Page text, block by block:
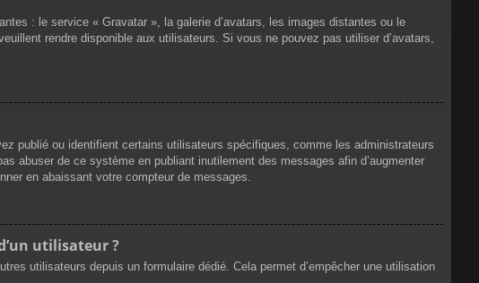
: le service « Gravatar », la galerie d’avatars, les images distantes ou le
rendre disponible aux utilisateurs. Si vous ne pouvez pas utiliser d’avatars,
publié ou identifient certains utilisateurs spécifiques, comme les administrateurs
abuser de ce système en publiant inutilement des messages afin d’augmenter
en abaissant votre compteur de messages.
utilisateur ?
utilisateurs depuis un formulaire dédié. Cela permet d’empêcher une utilisation